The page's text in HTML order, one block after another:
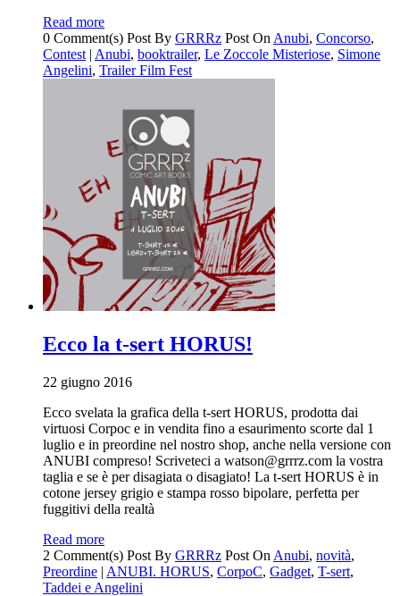
Read more
0 Comment(s) Post By GRRRz Post On Anubi, Concorso,
Contest | Anubi, booktrailer, Le Zoccole Misteriose, Simone
Angelini, Trailer Film Fest
Ecco la t-sert HORUS!
22 giugno 2016
Ecco svelata la grafica della t-sert HORUS, prodotta dai
virtuosi Corpoc e in vendita fino a esaurimento scorte dal 1
luglio e in preordine nel nostro shop, anche nella versione con
ANUBI compreso! Scriveteci a watson@grrrz.com la vostra
taglia e se è per disagiata o disagiato! La t-sert HORUS è in
cotone jersey grigio e stampa rosso bipolare, perfetta per
fuggitivi della realtà
Read more
2 Comment(s) Post By GRRRz Post On Anubi, novità,
Preordine | ANUBI. HORUS, CorpoC, Gadget, T-sert,
Taddei e Angelini